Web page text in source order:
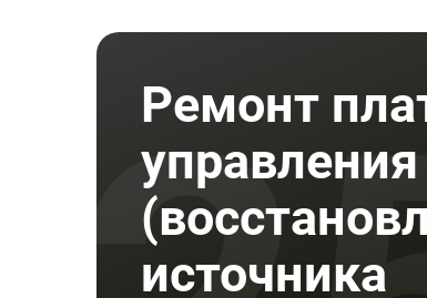
Ремонт
управления
источника